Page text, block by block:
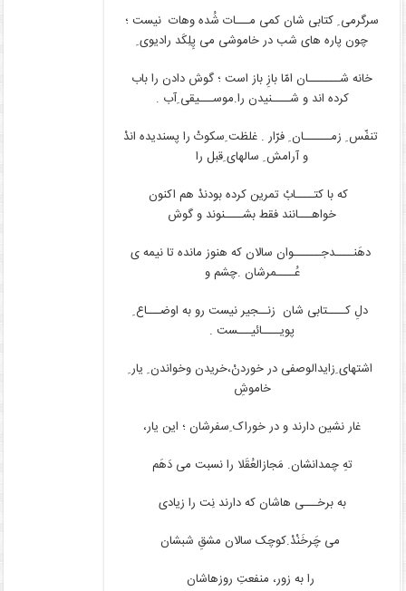
سرگرمی ِ کتابی شان کمی مـــات شُده وهات نیست ؛
چون پاره های شب در خاموشی می پِلِکَد رادیوی ِ
خانه شـــــــان امّا بازِ باز است ؛ گوش دادن را باب
کرده اند و شــــنیدن را.موســـیقی ِ‌آب .
تنفّس ِ زمــــــان ِ فرّار . غلظت ِ‌سکوتْ را پسندیده اندْ
و آرامش ِ سالهای ِ‌قبل را
که با کتــــابْ تمرین کرده بودندْ هم اکنون
خواهـــانند فقط بشــــنوند و گوش
دهَنــــدجــــــوان سالان که هنوز مانده تا نیمه ی
عُــــمرشان .چشم و
دلِ کــــتابی شان زنــجیر نیست رو به اوضـــاع ِ
پویــــائیـــست .
اشتهای ِ‌زایدالوصفی در خوردنْ،خریدن وخواندن ِ یار ِ
خاموشِ
غار نشین دارند و در خوراک ِ‌سفرشان ؛ این یار،
تهِ چمدانشان. مَجازالعُقَلا را نسبت می دَهَم
به برخـــی هاشان که دارند نِت را زیادی
می چَرخَنْدْ.کوچک سالان مشقِ شبشان
را به زور، منفعتِ روزهاشان